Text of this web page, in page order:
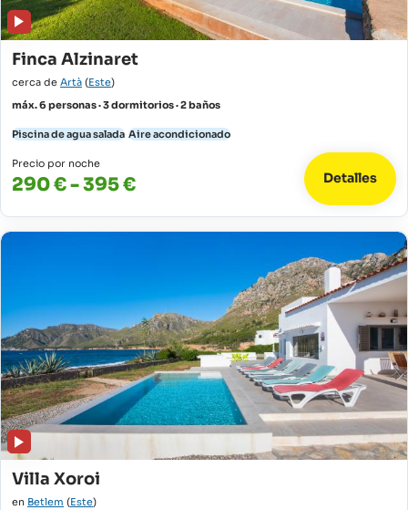
Finca Alzinaret
cerca de Artà (Este)
máx. 6 personas · 3 dormitorios · 2 baños
Piscina de agua salada Aire acondicionado
Precio por noche
290 € - 395 € Detalles
Villa Xoroi
en Betlem (Este)